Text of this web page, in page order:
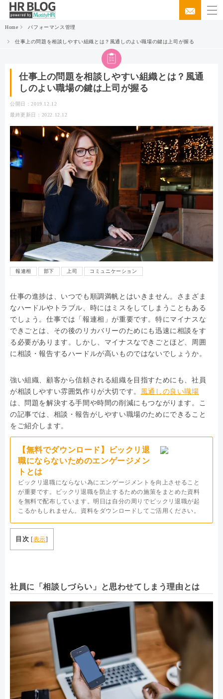
Home パフォーマンス管理
仕事上の問題を相談しやすい組織とは？風通しのよい職場の鍵は上司が握る
仕事上の問題を相談しやすい組織とは？風通
しのよい職場の鍵は上司が握る
公開日：2019.12.12
最終更新日：2022.12.12
報連相 部下 上司 コミュニケーション
仕事の進捗は、いつでも順調満帆とはいきません。さまざま
なハードルやトラブル、時にはミスをしてしまうこともある
でしょう。仕事では「報連相」が重要です。特にマイナスな
できごとは、その後のリカバリーのためにも迅速に相談をす
る必要があります。しかし、マイナスなできごとほど、周囲
に相談・報告するハードルが高いものではないでしょうか。
強い組織、顧客から信頼される組織を目指すためにも、社員
が相談しやすい雰囲気作りが大切です。 風通しの良い職場
は、問題を解決する手間や時間の削減にもつながります。こ
の記事では、相談・報告がしやすい職場のためにできること
をご紹介します。
【無料でダウンロード】ビックリ退
職にならないためのエンゲージメン
トとは
ビックリ退職にならない為にエンゲージメントを向上させること
が重要です。ビックリ退職を防止するための施策をまとめた資料
を無料で配布しています。明日は自分の周りでビックリ退職が起
こるかもしれません。資料をダウンロードしてご活用ください。
目次 [表示]
社員に「相談しづらい」と思わせてしまう理由とは